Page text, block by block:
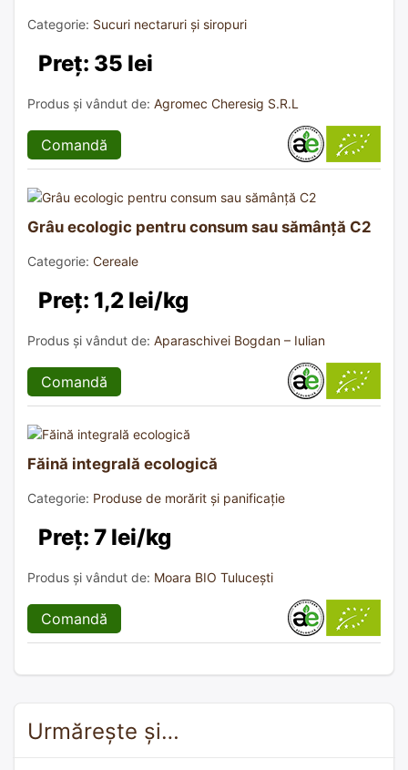
Categorie: Sucuri nectaruri și siropuri
Preț: 35 lei
Produs și vândut de: Agromec Cheresig S.R.L
Comandă
Grâu ecologic pentru consum sau sămânță C2
Categorie: Cereale
Preț: 1,2 lei/kg
Produs și vândut de: Aparaschivei Bogdan – Iulian
Comandă
Făină integrală ecologică
Categorie: Produse de morărit și panificație
Preț: 7 lei/kg
Produs și vândut de: Moara BIO Tulucești
Comandă
Urmărește și…